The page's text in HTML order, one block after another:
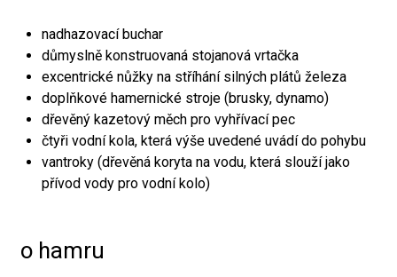
nadhazovací buchar
důmyslně konstruovaná stojanová vrtačka
excentrické nůžky na stříhání silných plátů železa
doplňkové hamernické stroje (brusky, dynamo)
dřevěný kazetový měch pro vyhřívací pec
čtyři vodní kola, která výše uvedené uvádí do pohybu
vantroky (dřevěná koryta na vodu, která slouží jako
přívod vody pro vodní kolo)
o hamru